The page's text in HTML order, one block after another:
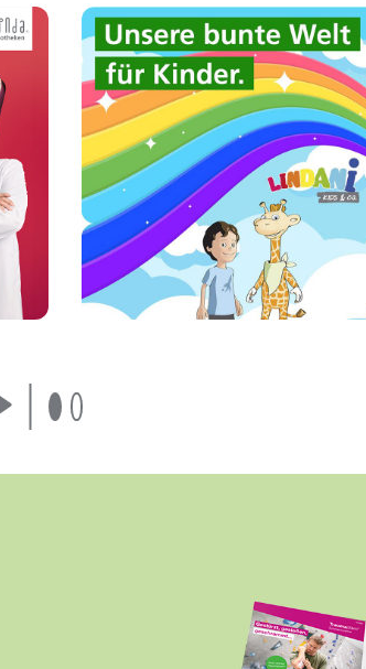
Unsere LINDANI Welt für
Kinder und Eltern: Tolle
Mal- und Bastelvorlagen,
Gewinnspiele, Rezepte
und vieles mehr!
Mehr erfahren